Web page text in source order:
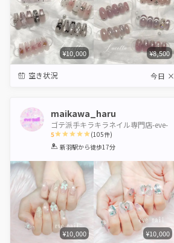
¥10,000 ¥8,500
空き状況 今日 ×
maikawa_haru
ゴテ派手キラキラネイル専門店-eve-
5
1 2 3 4 5
(105件)
新羽駅から徒歩17分
¥10,000 ¥10,000